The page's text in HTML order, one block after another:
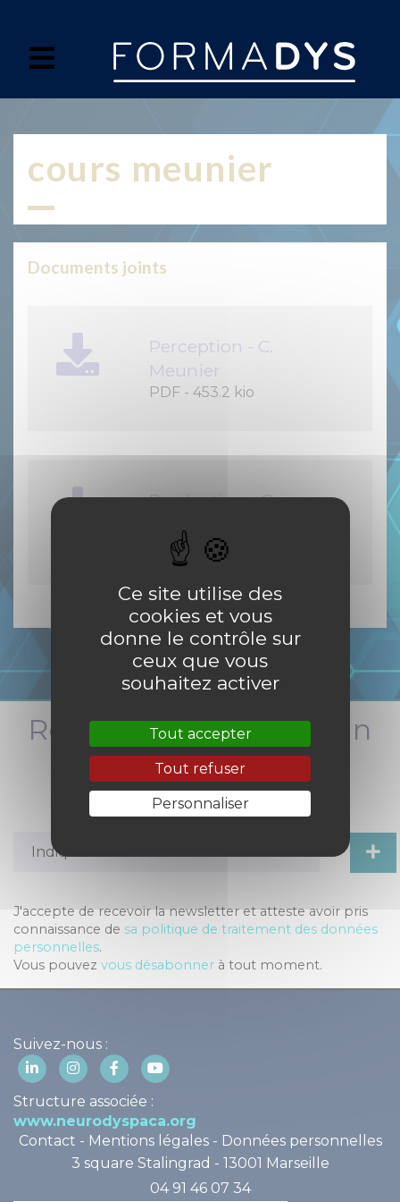
cours meunier
Documents joints
Perception - C.
Meunier
PDF - 453.2 kio
Production - C.
PDF- 2.3 Mio
Restez informés en un
clic
J'accepte de recevoir la newsletter et atteste avoir pris
connaissance de sa politique de traitement des données
personnelles.
Vous pouvez vous désabonner à tout moment.
Suivez-nous :
Structure associée :
www.neurodyspaca.org
Contact - Mentions légales- Données personnelles
3 square Stalingrad - 13001 Marseille
04 91 46 07 34
Ce site utilise des
cookies et vous
donne le contrôle sur
ceux que vous
souhaitez activer
Tout accepter
Tout refuser
Personnaliser